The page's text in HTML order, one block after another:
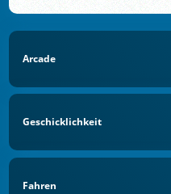
Arcade
Geschicklichkeit
Fahren